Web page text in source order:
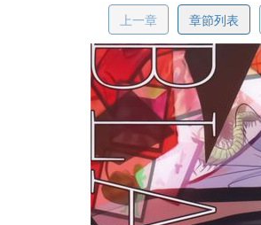
上一章 章節列表